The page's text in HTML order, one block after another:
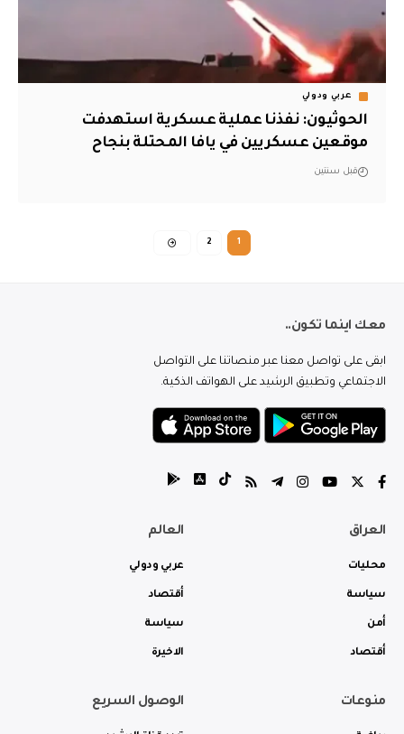
عربي ودولي
الحوثيون: نفذنا عملية عسكرية استهدفت
موقعين عسكريين في يافا المحتلة بنجاح
قبل سنتين
1
2
معك اينما تكون..
ابقى على تواصل معنا عبر منصاتنا على التواصل
الاجتماعي وتطبيق الرشيد على الهواتف الذكية.
العراق
محليات
سياسة
أمن
أقتصاد
العالم
عربي ودولي
أقتصاد
سياسة
الاخيرة
منوعات الوصول السريع